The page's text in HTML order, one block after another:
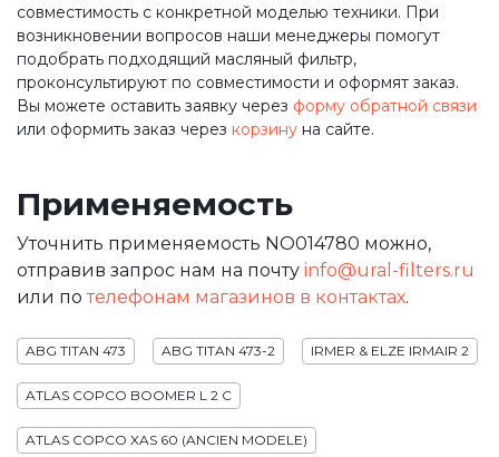
совместимость с конкретной моделью техники. При
возникновении вопросов наши менеджеры помогут
подобрать подходящий масляный фильтр,
проконсультируют по совместимости и оформят заказ.
Вы можете оставить заявку через форму обратной связи
или оформить заказ через корзину на сайте.
Применяемость
Уточнить применяемость NO014780 можно,
отправив запрос нам на почту info@ural-filters.ru
или потелефонам магазинов в контактах.
ABG TITAN 473 ABG TITAN 473-2 IRMER & ELZE IRMAIR 2
ATLAS COPCO BOOMER L 2 C
ATLAS COPCO XAS 60 (ANCIEN MODELE)